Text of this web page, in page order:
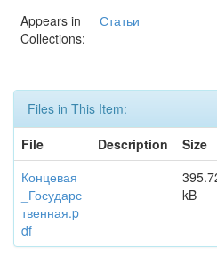
Appears in
Collections:
Статьи
Files in This Item:
File
Description Size
Концевая
_Государс
твенная.p
df
kB